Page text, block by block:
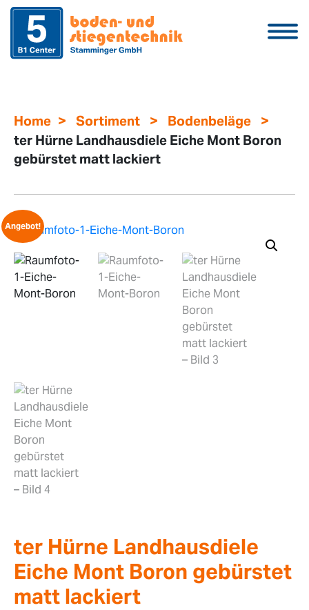
Home > Sortiment > Bodenbeläge >
ter Hürne Landhausdiele Eiche Mont Boron
gebürstet matt lackiert
Angebot!
ter Hürne Landhausdiele
Eiche Mont Boron gebürstet
matt lackiert